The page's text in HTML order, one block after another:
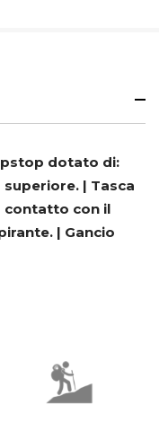
dotato di:
| Tasca
contatto con il
| Gancio